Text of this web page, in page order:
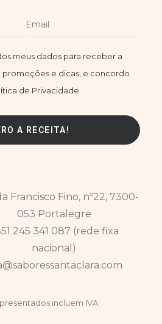
meus dados para receber a
promoções e dicas, e concordo
de Privacidade.
Francisco Fino, nº22, 7300-
053 Portalegre
245 341 087 (rede fixa
nacional)
incluem IVA.